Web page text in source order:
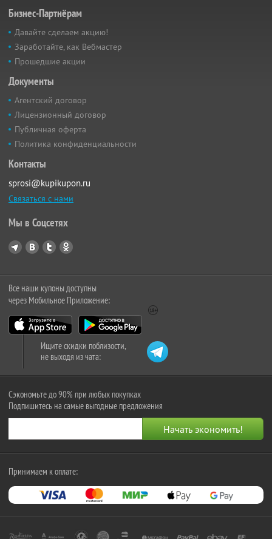
Бизнес-Партнёрам
Давайте сделаем акцию!
Заработайте, как Вебмастер
Прошедшие акции
Документы
Агентский договор
Лицензионный договор
Публичная оферта
Политика конфиденциальности
Контакты
sprosi@kupikupon.ru
Связаться с нами
Мы в Соцсетях
Все наши купоны доступны
через Мобильное Приложение:
Ищите скидки поблизости,
не выходя из чата:
Сэкономьте до 90% при любых покупках
Подпишитесь на самые выгодные предложения
Принимаем к оплате: